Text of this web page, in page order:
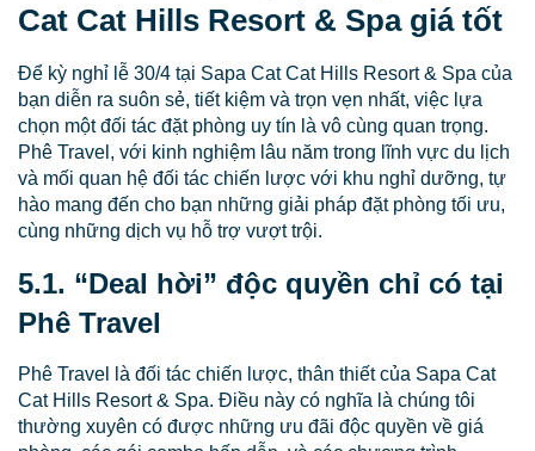
Cat Cat Hills Resort & Spa giá tốt
Để kỳ nghỉ lễ 30/4 tại Sapa Cat Cat Hills Resort & Spa của
bạn diễn ra suôn sẻ, tiết kiệm và trọn vẹn nhất, việc lựa
chọn một đối tác đặt phòng uy tín là vô cùng quan trọng.
Phê Travel, với kinh nghiệm lâu năm trong lĩnh vực du lịch
và mối quan hệ đối tác chiến lược với khu nghỉ dưỡng, tự
hào mang đến cho bạn những giải pháp đặt phòng tối ưu,
cùng những dịch vụ hỗ trợ vượt trội.
5.1. “Deal hời” độc quyền chỉ có tại
Phê Travel
Phê Travel là đối tác chiến lược, thân thiết của Sapa Cat
Cat Hills Resort & Spa. Điều này có nghĩa là chúng tôi
thường xuyên có được những ưu đãi độc quyền về giá